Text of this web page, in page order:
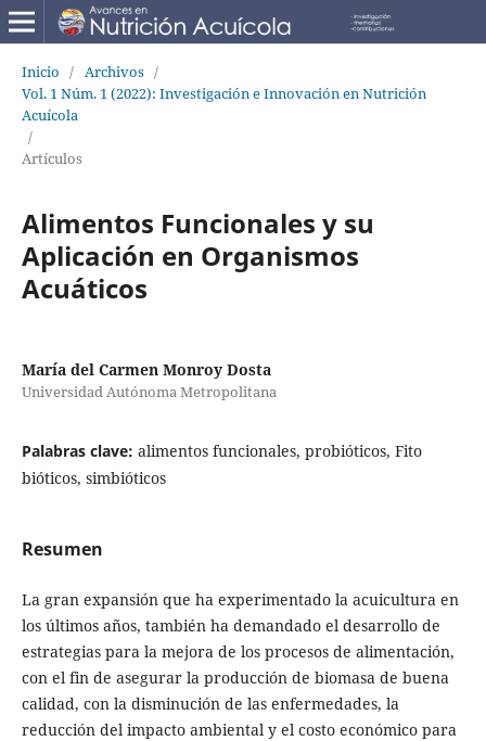
Inicio / Archivos /
Vol. 1 Núm. 1 (2022): Investigación e Innovación en Nutrición
Acuícola
/
Artículos
Alimentos Funcionales y su
Aplicación en Organismos
Acuáticos
María del Carmen Monroy Dosta
Universidad Autónoma Metropolitana
Palabras clave: alimentos funcionales, probióticos, Fito
bióticos, simbióticos
Resumen
La gran expansión que ha experimentado la acuicultura en
los últimos años, también ha demandado el desarrollo de
estrategias para la mejora de los procesos de alimentación,
con el fin de asegurar la producción de biomasa de buena
calidad, con la disminución de las enfermedades, la
reducción del impacto ambiental y el costo económico para